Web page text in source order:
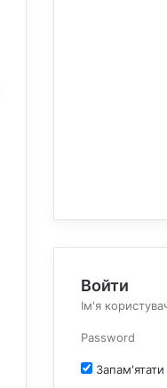
Войти